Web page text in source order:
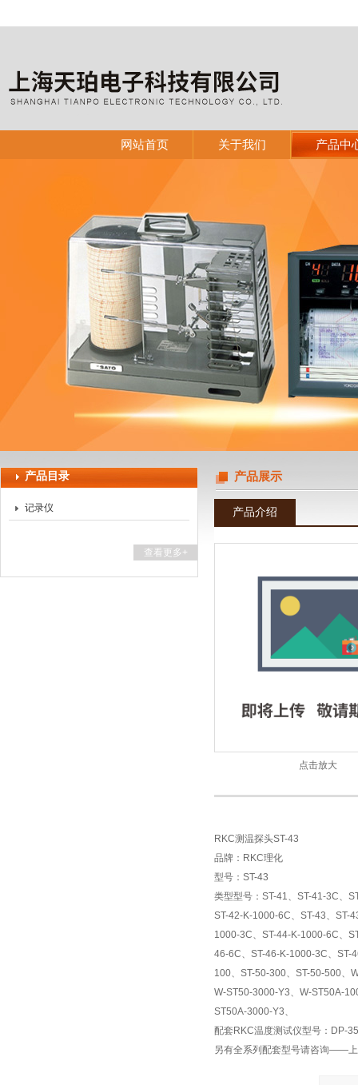
网站首页 关于我们 产品中
产品目录
记录仪
查看更多+
产品展示
产品介绍
点击放大
RKC测温探头ST-43
品牌：RKC理化
型号：ST-43
类型型号：ST-41、ST-41-3C、
ST-42-K-1000-6C、ST-43、ST-
1000-3C、ST-44-K-1000-6C、
46-6C、ST-46-K-1000-3C、ST-
100、ST-50-300、ST-50-500、
W-ST50-3000-Y3、W-ST50A-
ST50A-3000-Y3、
配套RKC温度测试仪型号：DP-
另有全系列配套型号请咨询——